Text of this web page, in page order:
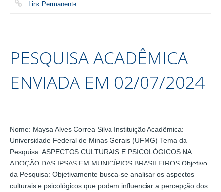
Link Permanente
PESQUISA ACADÊMICA
ENVIADA EM 02/07/2024
Nome: Maysa Alves Correa Silva Instituição Acadêmica:
Universidade Federal de Minas Gerais (UFMG) Tema da
Pesquisa: ASPECTOS CULTURAIS E PSICOLÓGICOS NA
ADOÇÃO DAS IPSAS EM MUNICÍPIOS BRASILEIROS Objetivo
da Pesquisa: Objetivamente busca-se analisar os aspectos
culturais e psicológicos que podem influenciar a percepção dos